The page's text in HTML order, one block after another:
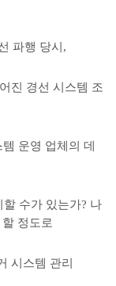
파행 당시,
경선 시스템 조
운영 업체의 데
수가 있는가? 나
정도로
스템 관리